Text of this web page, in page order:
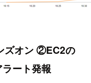
ズオン ②EC2の
ート発報